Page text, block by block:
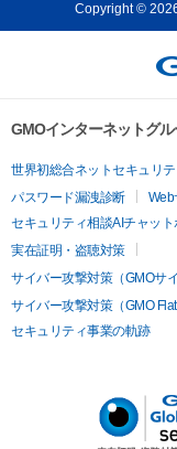
Copyright ©
GMOインターネットグ
世界初総合ネットセキュリ
パスワード漏洩診断
Web
セキュリティ相談AIチャット
実在証明・盗聴対策
サイバー攻撃対策（GMOサ
サイバー攻撃対策（GMO
セキュリティ事業の軌跡